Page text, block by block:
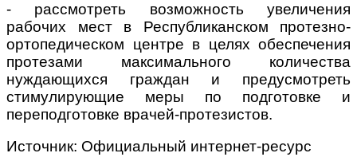
- рассмотреть возможность увеличения
рабочих мест в Республиканском протезно-
ортопедическом центре в целях обеспечения
протезами максимального количества
нуждающихся граждан и предусмотреть
стимулирующие меры по подготовке и
переподготовке врачей-протезистов.
Источник: Официальный интернет-ресурс